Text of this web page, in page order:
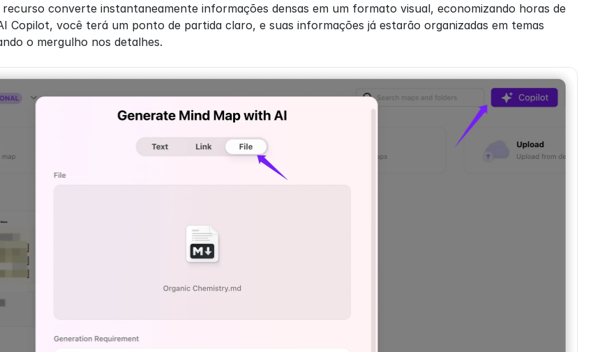
converte instantaneamente informações densas em um formato visual, economizando horas de
Copilot, você terá um ponto de partida claro, e suas informações já estarão organizadas em temas
o mergulho nos detalhes.